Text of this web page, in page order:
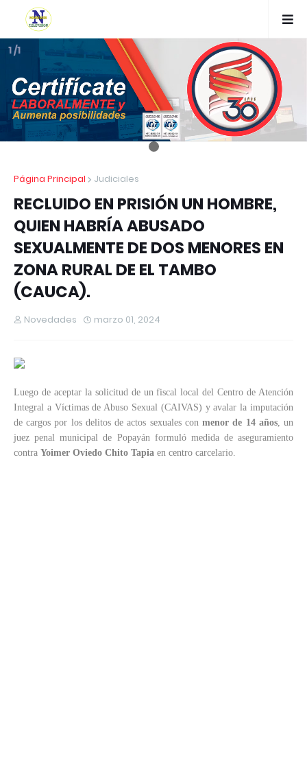
1 /1
Página Principal Judiciales
RECLUIDO EN PRISIÓN UN HOMBRE,
QUIEN HABRÍA ABUSADO
SEXUALMENTE DE DOS MENORES EN
ZONA RURAL DE EL TAMBO
(CAUCA).
Novedades marzo 01, 2024
Luego de aceptar la solicitud de un fiscal local del Centro de Atención
Integral a Víctimas de Abuso Sexual (CAIVAS) y avalar la imputación
de cargos por los delitos de actos sexuales conmenor de 14 años, un
juez penal municipal de Popayán formuló medida de aseguramiento
contra Yoimer Oviedo Chito Tapia en centro carcelario.